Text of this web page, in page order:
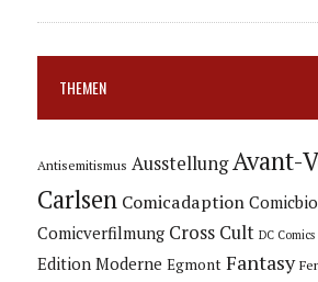
THEMEN
Antisemitismus Ausstellung Avant-
Carlsen Comicadaption
Comicverfilmung Cross Cult DC Comics
Edition Moderne Egmont Fantasy